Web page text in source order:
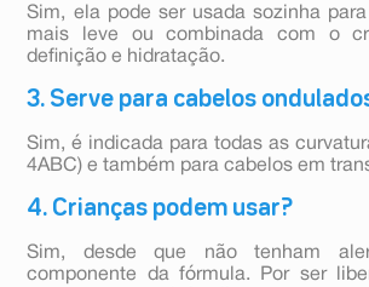
Sim, ela pode ser usada sozinha
mais leve ou combinada com o
definição e hidratação.
3. Serve para cabelos
Sim, é indicada para todas as
4ABC) e também para cabelos em
4. Crianças podem usar?
Sim, desde que não tenham
componente da fórmula. Por ser